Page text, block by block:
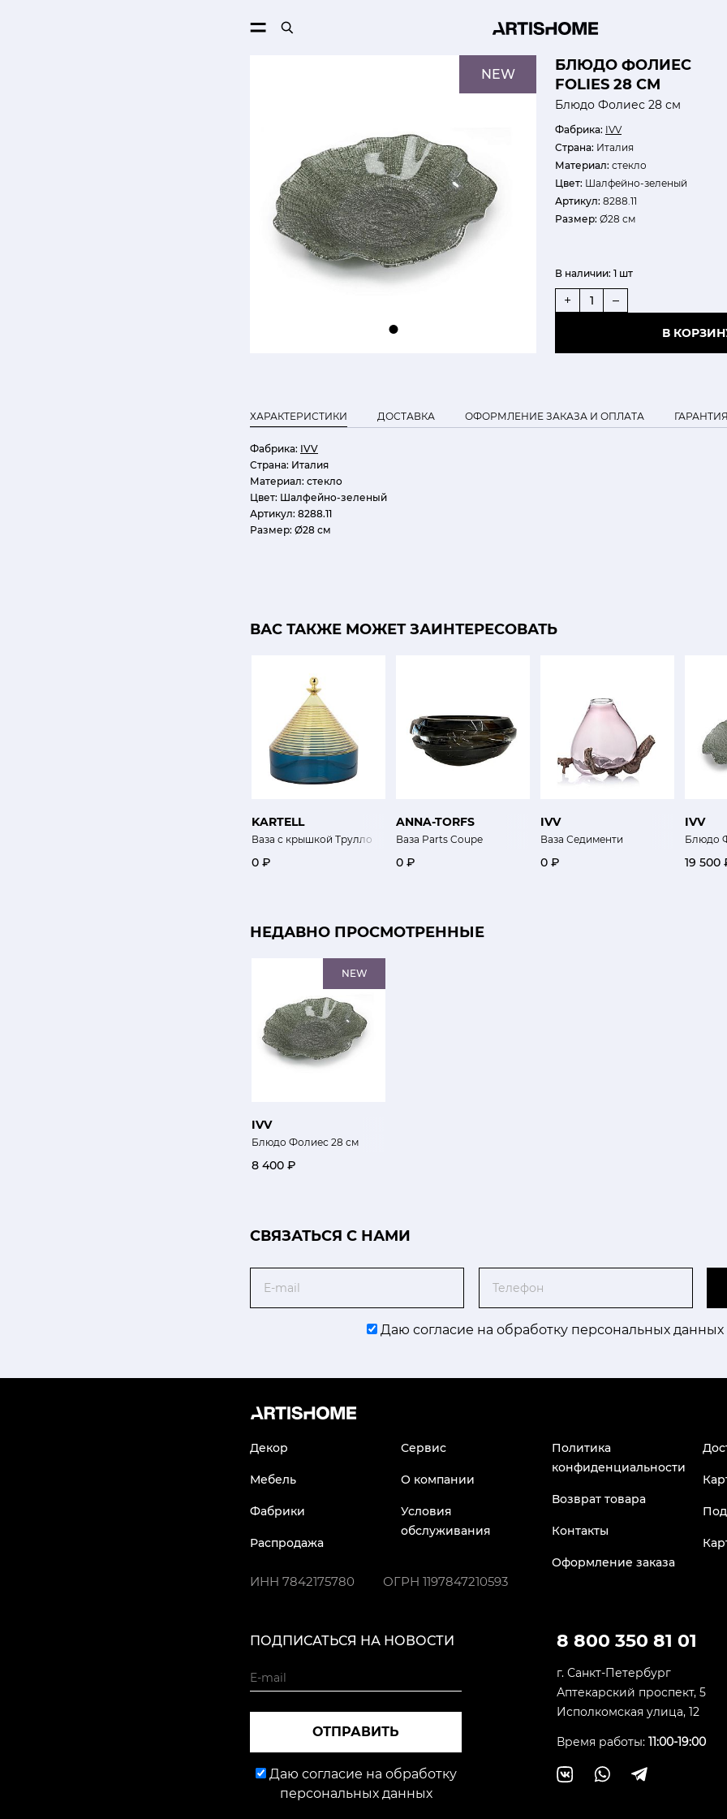
БЛЮДО ФОЛИЕС
FOLIES 28 СМ
Блюдо Фолиес 28 см
Фабрика: IVV
Страна: Италия
Материал: стекло
Цвет: Шалфейно-зеленый
Артикул: 8288.11
Размер: Ø28 см
В наличии: 1 шт
+ –
В
NEW
ХАРАКТЕРИСТИКИ ДОСТАВКА ОФОРМЛЕНИЕ ЗАКАЗА И ОПЛАТА ГАРАНТИЯ
Фабрика: IVV
Страна: Италия
Материал: стекло
Цвет: Шалфейно-зеленый
Артикул: 8288.11
Размер: Ø28 см
ВАС ТАКЖЕ МОЖЕТ ЗАИНТЕРЕСОВАТЬ
KARTELL
Ваза с крышкой Трулло
0 ₽
ANNA-TORFS
Ваза Parts Coupe
0 ₽
IVV
Ваза Седименти
0 ₽
IVV
Блюдо
19 500
НЕДАВНО ПРОСМОТРЕННЫЕ
NEW
IVV
Блюдо Фолиес 28 см
8 400 ₽
CВЯЗАТЬСЯ С НАМИ
Даю согласие на обработку персональных данных
Декор
Мебель
Фабрики
Распродажа
Сервис
О компании
Условия
обслуживания
Политика
конфиденциальности
Возврат товара
Контакты
Оформление заказа
ИНН 7842175780 ОГРН 1197847210593
8 800 350 81 01
г. Санкт-Петербург
Аптекарский проспект, 5
Исполкомская улица, 12
Время работы: 11:00-19:00
ПОДПИСАТЬСЯ НА НОВОСТИ
ОТПРАВИТЬ
Даю согласие на обработку
персональных данных